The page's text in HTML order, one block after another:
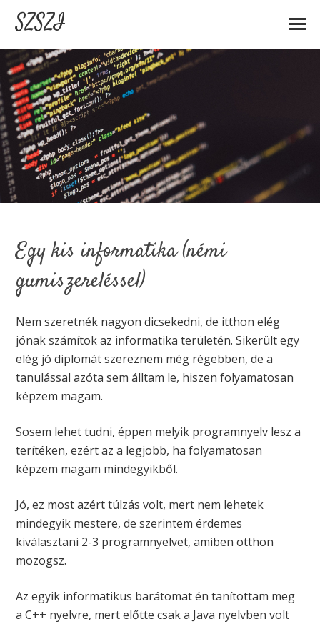
SZSZI
Egy kis informatika (némi
gumiszereléssel)
Nem szeretnék nagyon dicsekedni, de itthon elég
jónak számítok az informatika területén. Sikerült egy
elég jó diplomát szereznem még régebben, de a
tanulással azóta sem álltam le, hiszen folyamatosan
képzem magam.
Sosem lehet tudni, éppen melyik programnyelv lesz a
terítéken, ezért az a legjobb, ha folyamatosan
képzem magam mindegyikből.
Jó, ez most azért túlzás volt, mert nem lehetek
mindegyik mestere, de szerintem érdemes
kiválasztani 2-3 programnyelvet, amiben otthon
mozogsz.
Az egyik informatikus barátomat én tanítottam meg
a C++ nyelvre, mert előtte csak a Java nyelvben volt